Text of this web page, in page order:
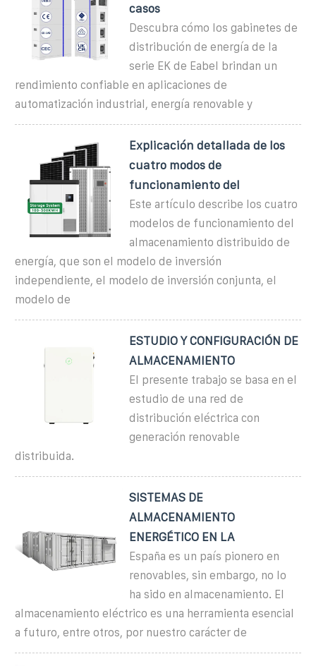
casos
Descubra cómo los gabinetes de
distribución de energía de la
serie EK de Eabel brindan un
rendimiento confiable en aplicaciones de
automatización industrial, energía renovable y
Explicación detallada de los
cuatro modos de
funcionamiento del
Este artículo describe los cuatro
modelos de funcionamiento del
almacenamiento distribuido de
energía, que son el modelo de inversión
independiente, el modelo de inversión conjunta, el
modelo de
ESTUDIO Y CONFIGURACIÓN DE
ALMACENAMIENTO
El presente trabajo se basa en el
estudio de una red de
distribución eléctrica con
generación renovable
distribuida.
SISTEMAS DE
ALMACENAMIENTO
ENERGÉTICO EN LA
España es un país pionero en
renovables, sin embargo, no lo
ha sido en almacenamiento. El
almacenamiento eléctrico es una herramienta esencial
a futuro, entre otros, por nuestro carácter de